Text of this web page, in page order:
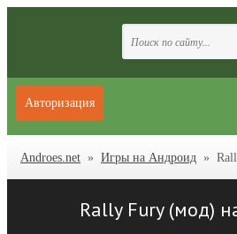
Авторизация
Androes.net » Игры на Андроид »
Rally Fury (мод)